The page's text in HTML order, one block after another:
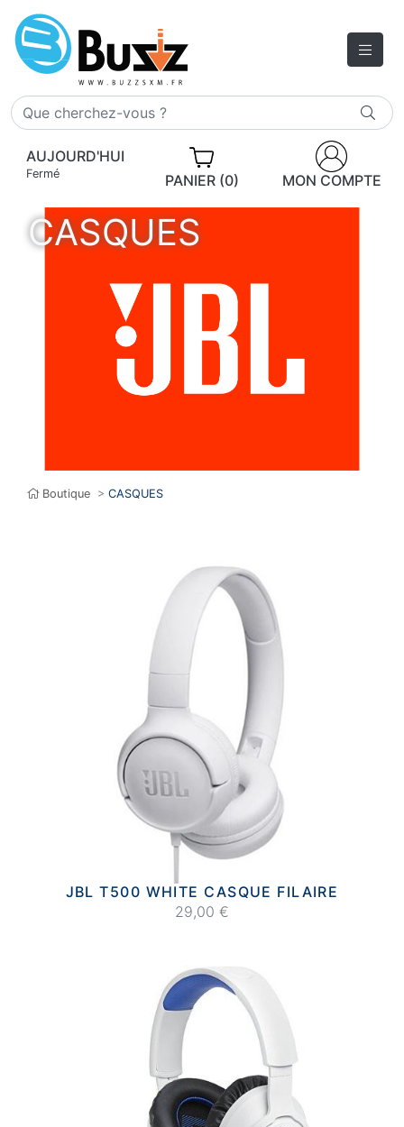
AUJOURD'HUI
Fermé PANIER (0) MON COMPTE
CASQUES
Boutique > CASQUES
JBL T500 WHITE CASQUE FILAIRE
29,00 €